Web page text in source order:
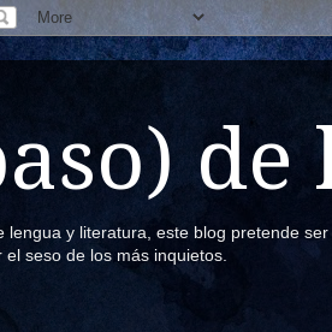
de
lengua y literatura, este blog pretende
seso de los más inquietos.